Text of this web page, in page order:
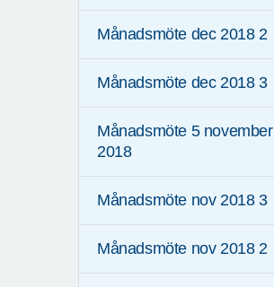
Månadsmöte dec 2018 2
Månadsmöte dec 2018 3
Månadsmöte 5 november
2018
Månadsmöte nov 2018 3
Månadsmöte nov 2018 2